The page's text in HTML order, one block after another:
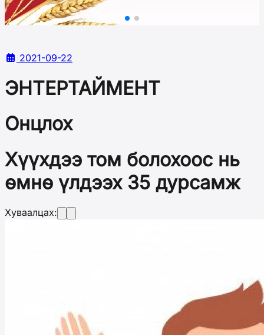
2021-09-22
ЭНТЕРТАЙМЕНТ
Онцлох
Хүүхдээ том болохоос нь
өмнө үлдээх 35 дурсамж
Хуваалцах: